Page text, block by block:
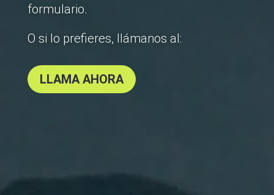
formulario.
O si lo prefieres, llámanos al:
LLAMA AHORA